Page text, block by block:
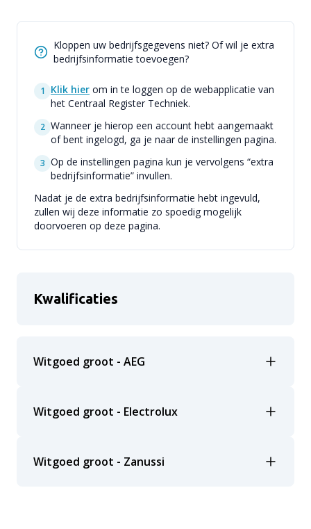
Kloppen uw bedrijfsgegevens niet? Of wil je extra
bedrijfsinformatie toevoegen?
1 Klik hier om in te loggen op de webapplicatie van
het Centraal Register Techniek.
2 Wanneer je hierop een account hebt aangemaakt
of bent ingelogd, ga je naar de instellingen pagina.
3 Op de instellingen pagina kun je vervolgens “extra
bedrijfsinformatie” invullen.
Nadat je de extra bedrijfsinformatie hebt ingevuld,
zullen wij deze informatie zo spoedig mogelijk
doorvoeren op deze pagina.
Kwalificaties
Witgoed groot - AEG
Witgoed groot - Electrolux
Witgoed groot - Zanussi